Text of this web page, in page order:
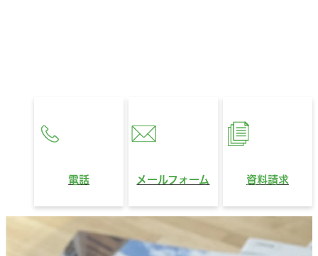
電話 メールフォーム 資料請求